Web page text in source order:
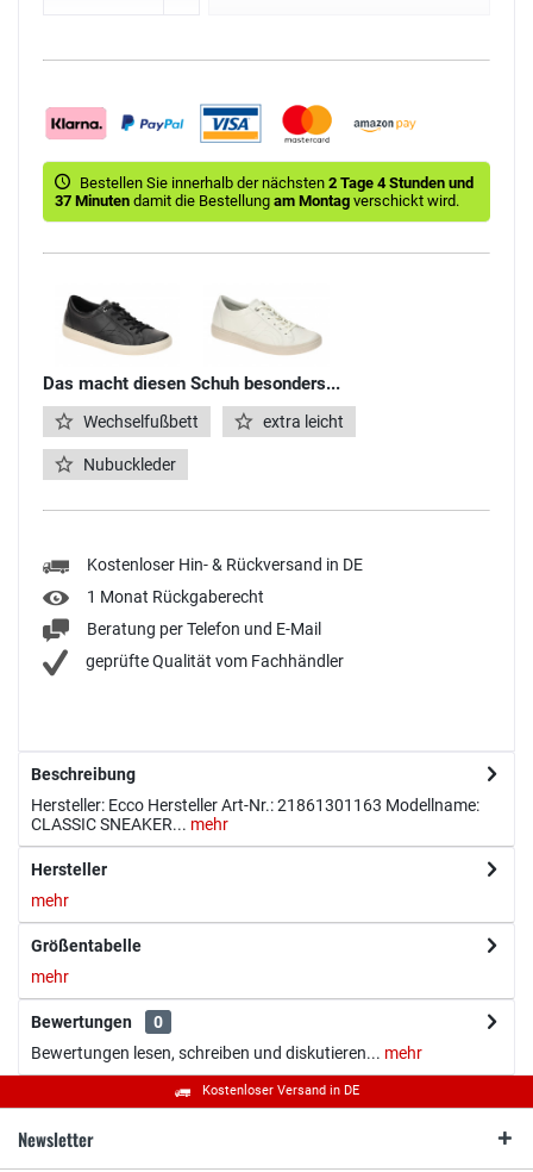
Bestellen Sie innerhalb der nächsten 2 Tage 4 Stunden und
37 Minuten damit die Bestellung am Montag verschickt wird.
Das macht diesen Schuh besonders...
Wechselfußbett extra leicht
Nubuckleder
Kostenloser Hin- & Rückversand in DE
1 Monat Rückgaberecht
Beratung per Telefon und E-Mail
geprüfte Qualität vom Fachhändler
Beschreibung
Hersteller: Ecco Hersteller Art-Nr.: 21861301163 Modellname:
CLASSIC SNEAKER... mehr
Hersteller
mehr
Größentabelle
mehr
Bewertungen
0
Bewertungen lesen, schreiben und diskutieren... mehr
Kostenloser Versand in DE
Newsletter